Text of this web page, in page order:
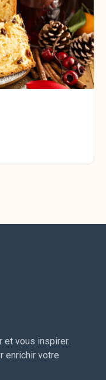
et vous inspirer.
enrichir votre